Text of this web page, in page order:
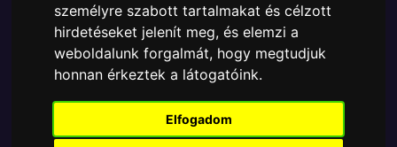
személyre szabott tartalmakat és célzott
hirdetéseket jelenít meg, és elemzi a
weboldalunk forgalmát, hogy megtudjuk
honnan érkeztek a látogatóink.
Elfogadom
MÁSOK MIT VESZNEK
Tetszik? Osszd meg másokkal!